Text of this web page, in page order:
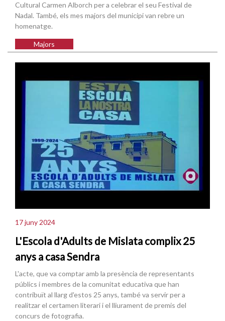
Cultural Carmen Alborch per a celebrar el seu Festival de
Nadal. També, els mes majors del municipi van rebre un
homenatge.
Majors
17 juny 2024
L'Escola d'Adults de Mislata complix 25
anys a casa Sendra
L'acte, que va comptar amb la presència de representants
públics i membres de la comunitat educativa que han
contribuït al llarg d'estos 25 anys, també va servir per a
realitzar el certamen literari i el lliurament de premis del
concurs de fotografia.